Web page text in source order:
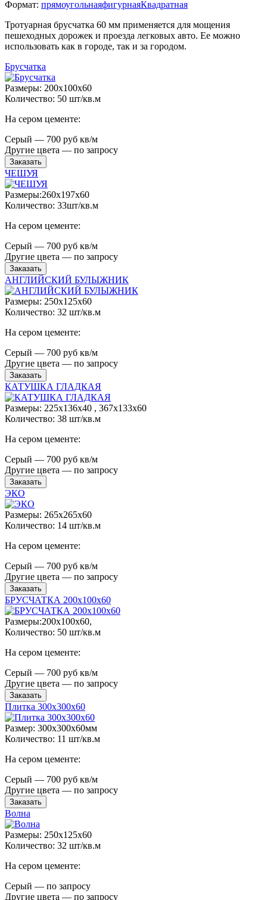
Формат: прямоугольнаяфигурнаяКвадратная
Тротуарная брусчатка 60 мм применяется для мощения
пешеходных дорожек и проезда легковых авто. Ее можно
использовать как в городе, так и за городом.
Брусчатка
Размеры: 200x100x60
Количество: 50 шт/кв.м
На сером цементе:
Серый — 700 руб кв/м
Другие цвета — по запросу
Заказать
ЧЕШУЯ
Размеры:260x197x60
Количество: 33шт/кв.м
На сером цементе:
Серый — 700 руб кв/м
Другие цвета — по запросу
Заказать
АНГЛИЙСКИЙ БУЛЫЖНИК
Размеры: 250x125x60
Количество: 32 шт/кв.м
На сером цементе:
Серый — 700 руб кв/м
Другие цвета — по запросу
Заказать
КАТУШКА ГЛАДКАЯ
Размеры: 225x136x40 , 367x133x60
Количество: 38 шт/кв.м
На сером цементе:
Серый — 700 руб кв/м
Другие цвета — по запросу
Заказать
ЭКО
Размеры: 265x265x60
Количество: 14 шт/кв.м
На сером цементе:
Серый — 700 руб кв/м
Другие цвета — по запросу
Заказать
БРУСЧАТКА 200х100х60
Размеры:200х100х60,
Количество: 50 шт/кв.м
На сером цементе:
Серый — 700 руб кв/м
Другие цвета — по запросу
Заказать
Плитка 300x300x60
Размер: 300x300x60мм
Количество: 11 шт/кв.м
На сером цементе:
Серый — 700 руб кв/м
Другие цвета — по запросу
Заказать
Волна
Размеры: 250x125x60
Количество: 32 шт/кв.м
На сером цементе:
Серый — по запросу
Другие цвета — по запросу